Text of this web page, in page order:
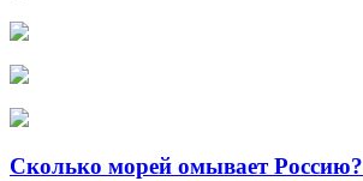
Сколько морей омывает Россию?